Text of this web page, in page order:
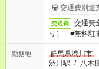
交通費別途
交通費
交通費
り） ■無料駐
勤務地
群馬県渋川市
渋川駅 / 八木